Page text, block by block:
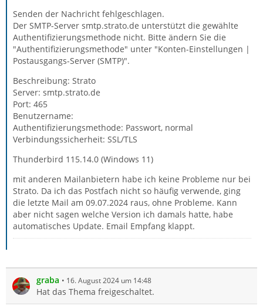
Senden der Nachricht fehlgeschlagen.
Der SMTP-Server smtp.strato.de unterstützt die gewählte
Authentifizierungsmethode nicht. Bitte ändern Sie die
"Authentifizierungsmethode" unter "Konten-Einstellungen |
Postausgangs-Server (SMTP)".
Beschreibung: Strato
Server: smtp.strato.de
Port: 465
Benutzername:
Authentifizierungsmethode: Passwort, normal
Verbindungssicherheit: SSL/TLS
Thunderbird 115.14.0 (Windows 11)
mit anderen Mailanbietern habe ich keine Probleme nur bei
Strato. Da ich das Postfach nicht so häufig verwende, ging
die letzte Mail am 09.07.2024 raus, ohne Probleme. Kann
aber nicht sagen welche Version ich damals hatte, habe
automatisches Update. Email Empfang klappt.
graba 16. August 2024 um 14:48
Hat das Thema freigeschaltet.